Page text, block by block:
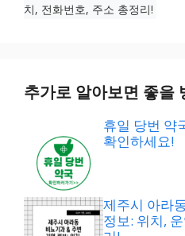
치, 전화번호, 주소 총정리!
추가로 알아보면 좋을
휴일 당번 약
확인하세요!
제주시 아라
정보: 위치,